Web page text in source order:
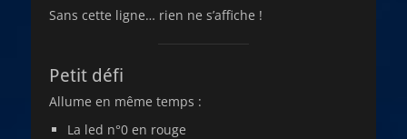
Sans cette ligne… rien ne s’affiche !
Petit défi
Allume en même temps :
La led n°0 en rouge